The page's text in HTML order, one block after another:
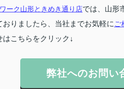
ーク山形ときめき通り店では、山形
りましたら、当社までお気軽に ご
こちらをクリック↓
弊社へのお問い